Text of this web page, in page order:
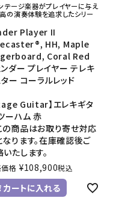
テージ楽器がプレイヤーに与え
の演奏体験を追求したシリー
Player II
HH, Maple
Coral Red
ンダー プレイヤー テレキ
ター コーラルレッド
Guitar】エレキギタ
ーハム 赤
商品はお取り寄せ対応
なります。在庫確認後ご
たします。
格 ¥108,900税込
カートに入れる